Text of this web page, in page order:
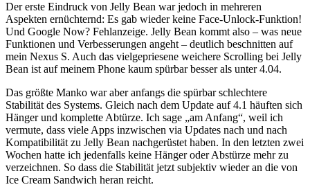
Der erste Eindruck von Jelly Bean war jedoch in mehreren
Aspekten ernüchternd: Es gab wieder keine Face-Unlock-Funktion!
Und Google Now? Fehlanzeige. Jelly Bean kommt also – was neue
Funktionen und Verbesserungen angeht – deutlich beschnitten auf
mein Nexus S. Auch das vielgepriesene weichere Scrolling bei Jelly
Bean ist auf meinem Phone kaum spürbar besser als unter 4.04.
Das größte Manko war aber anfangs die spürbar schlechtere
Stabilität des Systems. Gleich nach dem Update auf 4.1 häuften sich
Hänger und komplette Abtürze. Ich sage „am Anfang“, weil ich
vermute, dass viele Apps inzwischen via Updates nach und nach
Kompatibilität zu Jelly Bean nachgerüstet haben. In den letzten zwei
Wochen hatte ich jedenfalls keine Hänger oder Abstürze mehr zu
verzeichnen. So dass die Stabilität jetzt subjektiv wieder an die von
Ice Cream Sandwich heran reicht.